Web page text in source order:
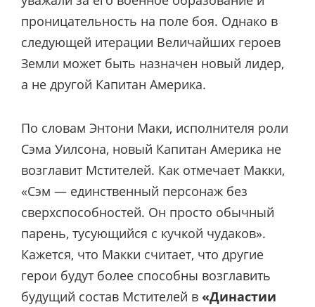
проницательность на поле боя. Однако в
следующей итерации Величайших героев
Земли может быть назначен новый лидер,
а не другой Капитан Америка.
По словам Энтони Маки, исполнителя роли
Сэма Уилсона, новый Капитан Америка не
возглавит Мстителей. Как отмечает Макки,
«Сэм — единственный персонаж без
сверхспособностей. Он просто обычный
парень, тусующийся с кучкой чудаков».
Кажется, что Макки считает, что другие
герои будут более способны возглавить
будущий состав Мстителей в «Династии